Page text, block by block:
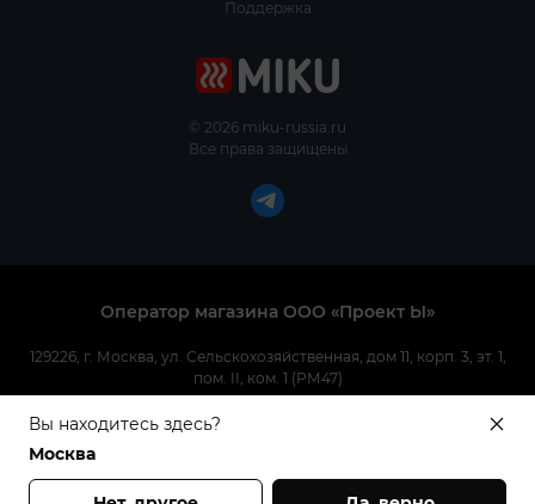
Вы находитесь здесь?
Москва
© 2026 miku-russia.ru
Все права защищены
Поддержка
Оператор магазина ООО «Проект Ы»
129226, г. Москва, ул. Сельскохозяйственная, дом 11, корп. 3, эт. 1,
пом. II, ком. 1 (РМ47)